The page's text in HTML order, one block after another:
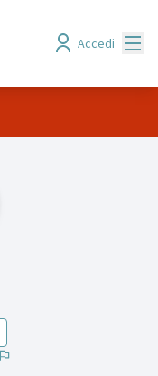
Accedi